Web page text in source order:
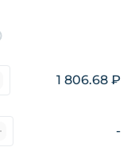
1 806.68 ₽
-
овальная